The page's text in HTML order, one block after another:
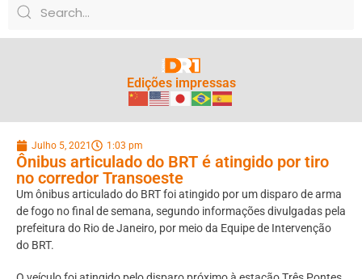
Edições impressas
Julho 5, 2021 1:03 pm
Ônibus articulado do BRT é atingido por tiro
no corredor Transoeste
Um ônibus articulado do BRT foi atingido por um disparo de arma
de fogo no final de semana, segundo informações divulgadas pela
prefeitura do Rio de Janeiro, por meio da Equipe de Intervenção
do BRT.